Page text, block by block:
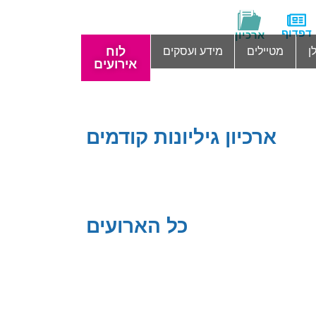
דפדוף
ארכיון
מטיילים מידע ועסקים
לוח
אירועים
ארכיון גיליונות קודמים
כל הארועים